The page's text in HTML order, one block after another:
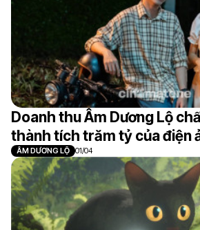
Doanh thu Âm Dương Lộ
thành tích trăm tỷ của điện
ÂM DƯƠNG LỘ 01/04